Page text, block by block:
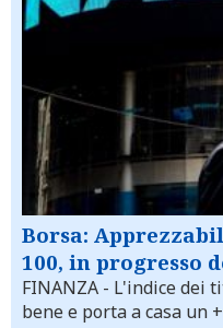
Borsa:
100, in progresso
FINANZA - L'indice dei
bene e porta a casa un